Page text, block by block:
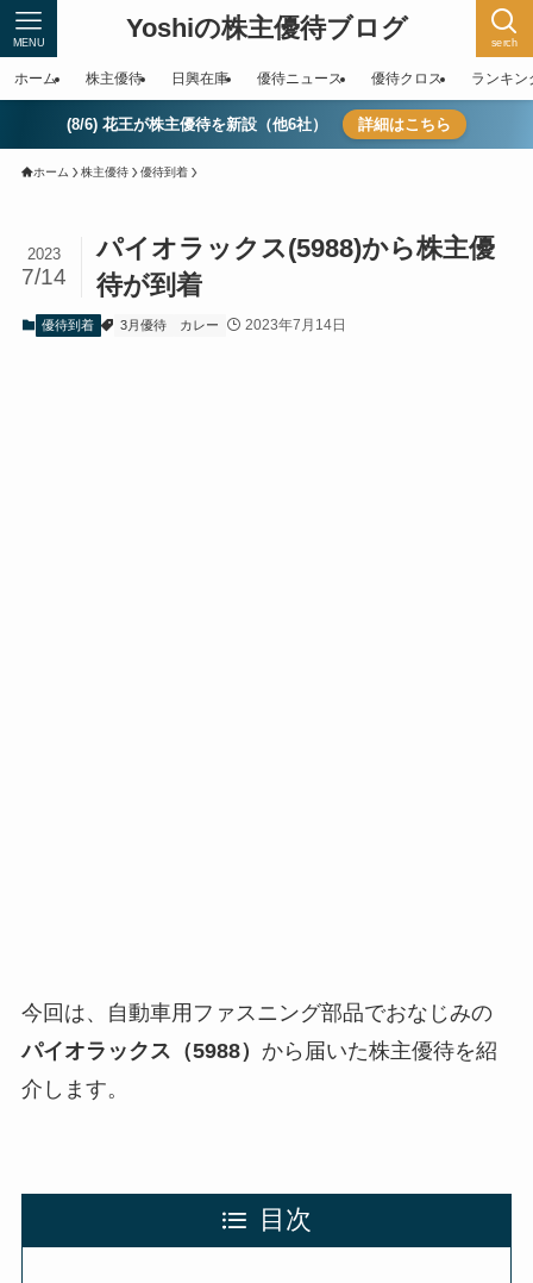
Yoshiの株主優待ブログ serch
MENU
ホーム 株主優待 日興在庫 優待ニュース 優待クロス ランキン
(8/6) 花王が株主優待を新設（他6社） 詳細はこちら
ホーム 株主優待 優待到着
パイオラックス(5988)から株主優
待が到着
2023
7/14
優待到着 3月優待 カレー 2023年7月14日
今回は、自動車用ファスニング部品でおなじみの
パイオラックス（5988） から届いた株主優待を紹
介します。
目次